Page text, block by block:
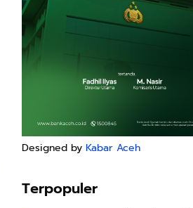
Designed by Kabar Aceh
Terpopuler